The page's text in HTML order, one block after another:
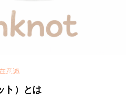
意識
ト）とは